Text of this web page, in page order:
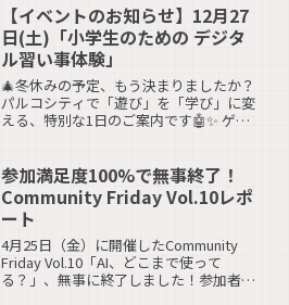
年目のキーワードは 「親子でいっしょに
集中」。仕事...
【イベントのお知らせ】12月27
日(土)「小学生のための デジタ
ル習い事体験」
🎄冬休みの予定、もう決まりましたか？
パルコシティで「遊び」を「学び」に変
える、特別な1日のご案内です🤖✨ ゲー
なんて思うことはありませんか？ 今回の
イベントは、そんな「...
参加満足度100%で無事終了！
Community Friday Vol.10レポ
ート
4月25日（金）に開催したCommunity
Friday Vol.10「AI、どこまで使って
る？」、無事に終了しました！参加者ア